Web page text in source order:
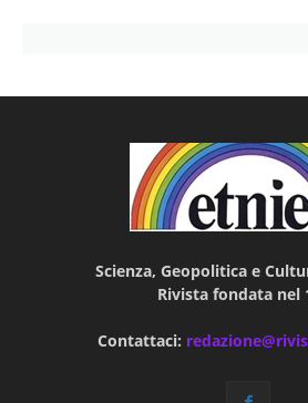
Scienza, Geopolitica e
Rivista fondata nel
Contattaci: